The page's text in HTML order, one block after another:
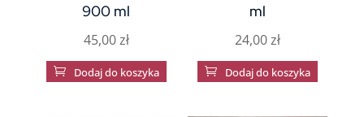
900 ml
45,00zł
 Dodaj do koszyka
ml
24,00zł
 Dodaj do koszyka